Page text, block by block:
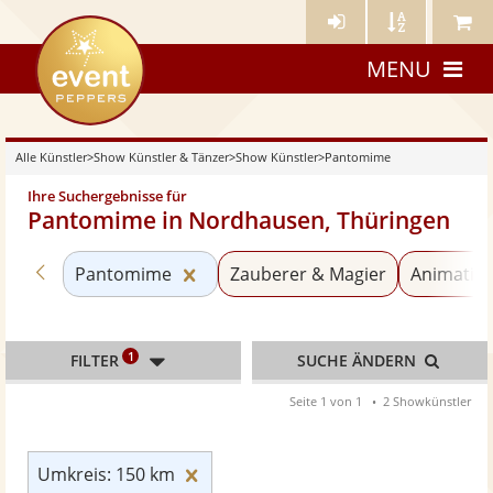
Künstler- Künstler Meine
eventpeppers
MENU
Alle Künstler>Show Künstler & Tänzer>Show Künstler>Pantomime
Ihre Suchergebnisse für
Pantomime in Nordhausen, Thüringen
Zurück zu «Show Künstler»
Pantomime Kategorie «Pantomime»
Zauberer & Magier
Umkreis: 150 km
FILTER 1 SUCHE ÄNDERN
Seite 1 von 1 2 Showkünstler